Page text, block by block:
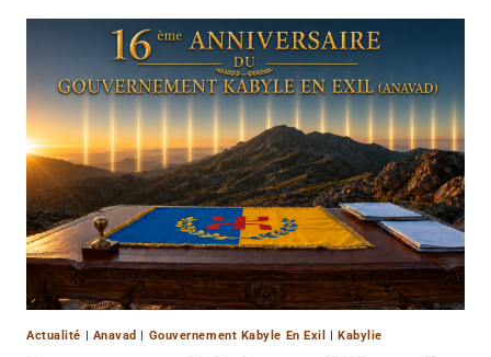
Actualité Anavad Gouvernement Kabyle En Exil Kabylie